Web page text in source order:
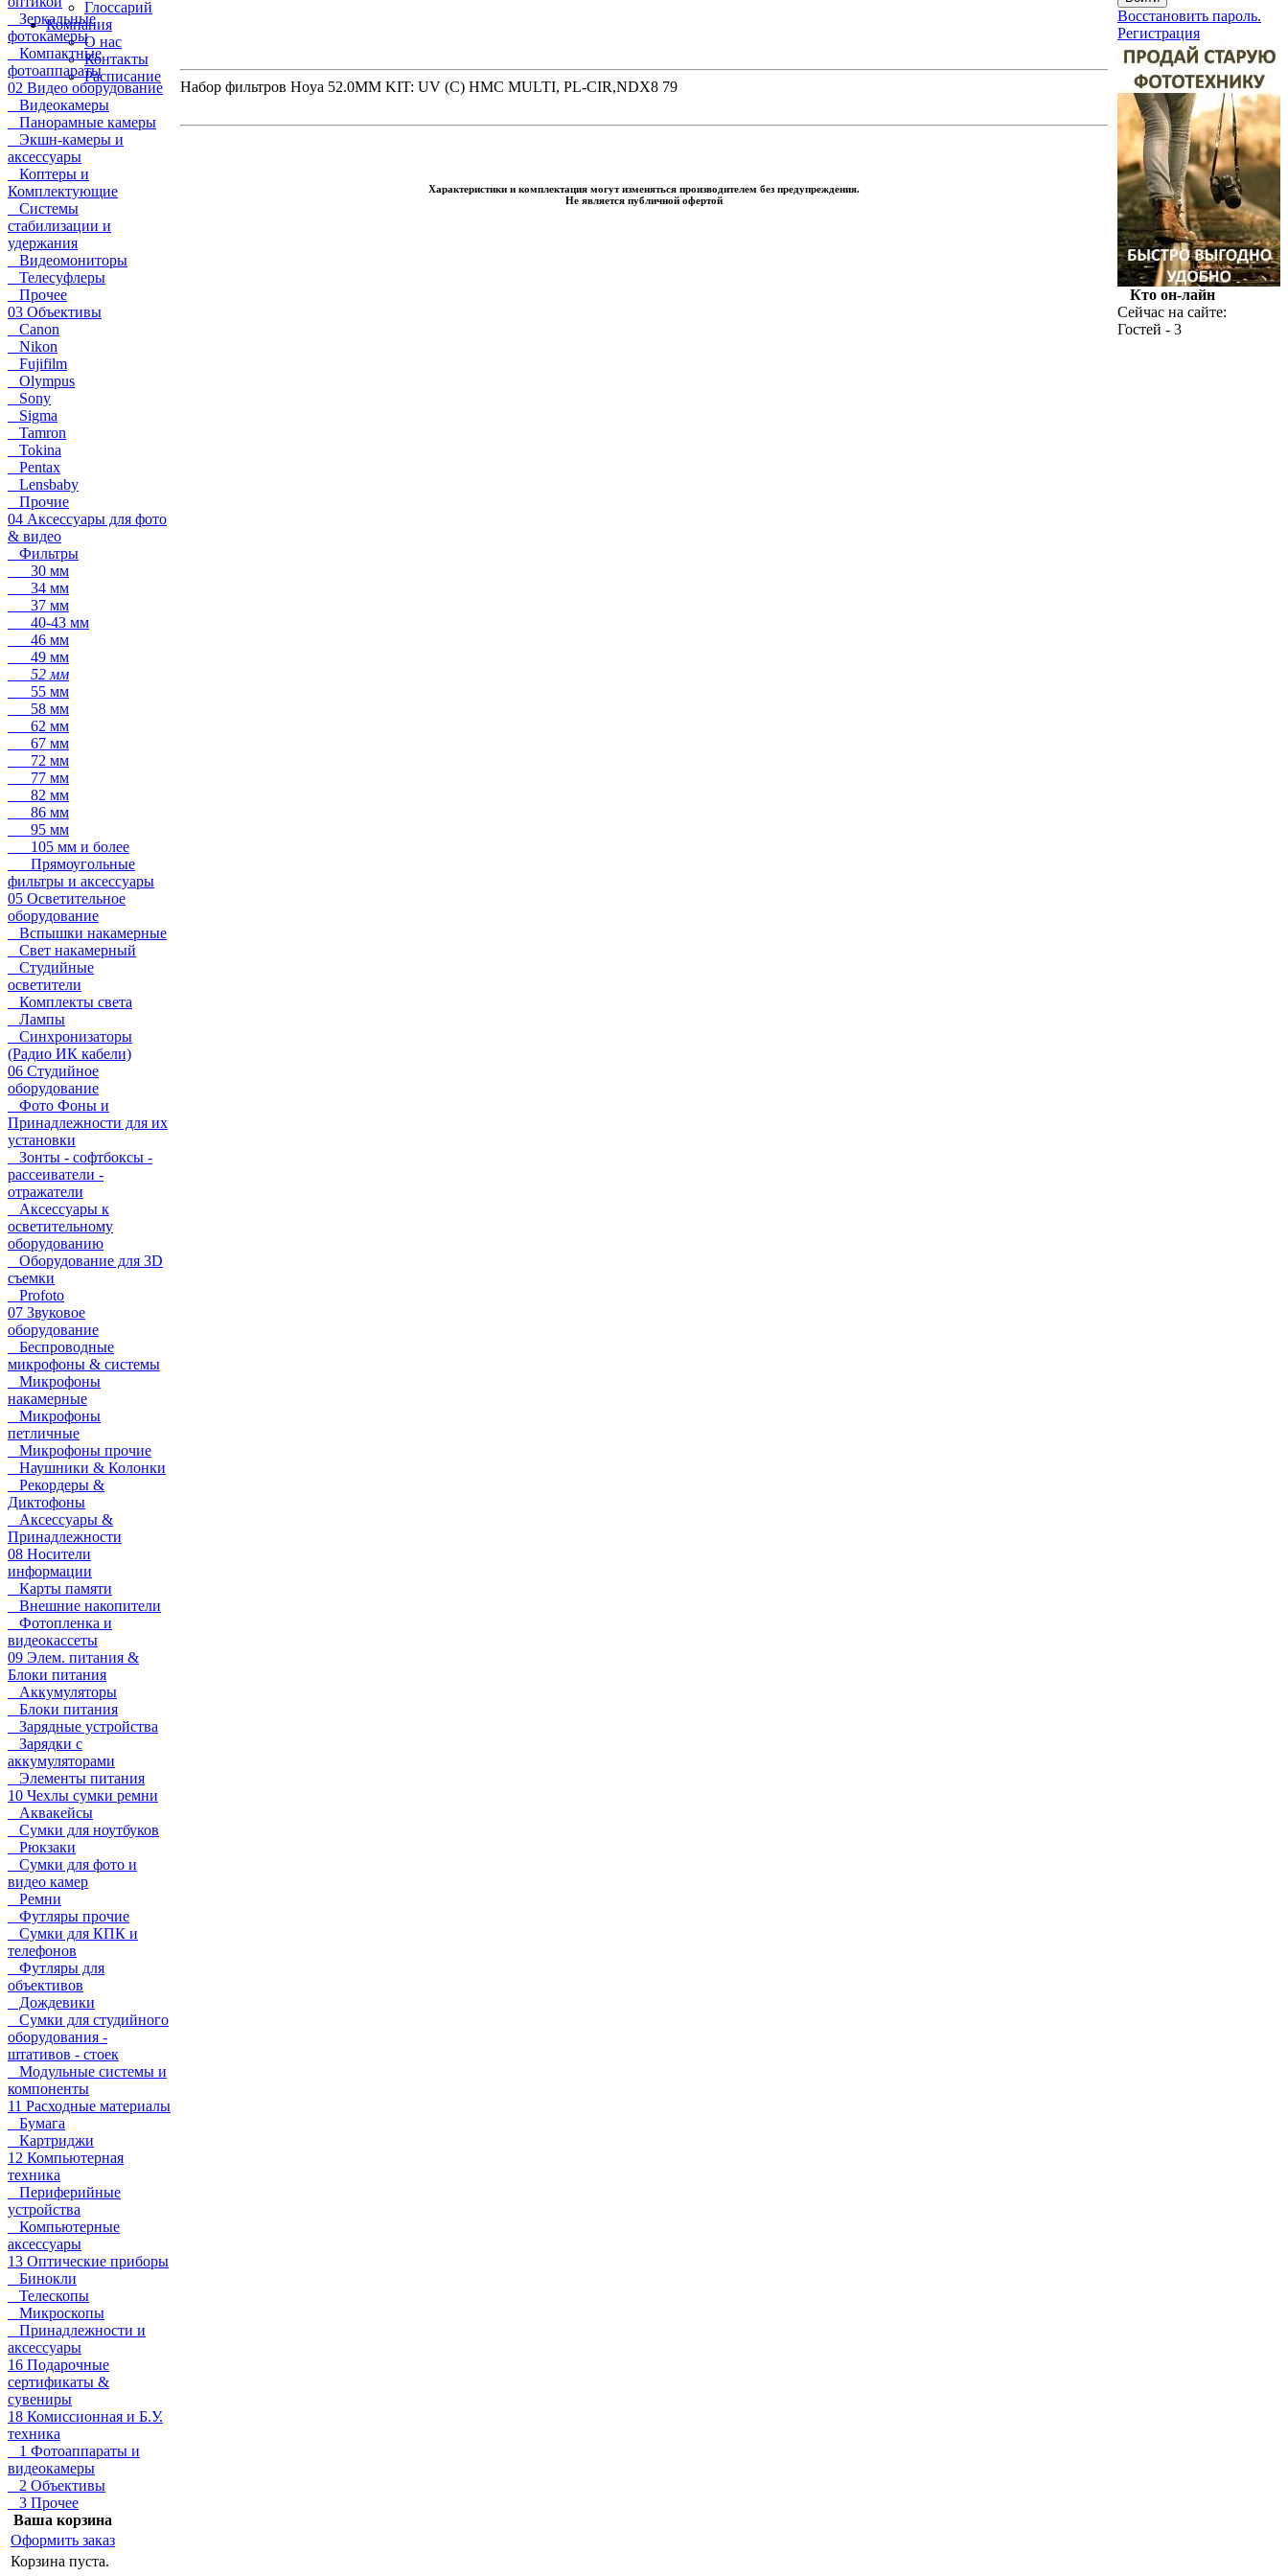
Глоссарий
Компания
О нас
Контакты
Расписание
Зеркальные
фотокамеры
Компактные
фотоаппараты
02 Видео оборудование
Видеокамеры
Панорамные камеры
Экшн-камеры и
аксессуары
Коптеры и
Комплектующие
Системы
стабилизации и
удержания
Видеомониторы
Телесуфлеры
Прочее
03 Объективы
Canon
Nikon
Fujifilm
Olympus
Sony
Sigma
Tamron
Tokina
Pentax
Lensbaby
Прочие
04 Аксессуары для фото
& видео
Фильтры
30 мм
34 мм
37 мм
40-43 мм
46 мм
49 мм
52 мм
55 мм
58 мм
62 мм
67 мм
72 мм
77 мм
82 мм
86 мм
95 мм
105 мм и более
Прямоугольные
фильтры и аксессуары
05 Осветительное
оборудование
Вспышки накамерные
Свет накамерный
Студийные
осветители
Комплекты света
Лампы
Синхронизаторы
(Радио ИК кабели)
06 Студийное
оборудование
Фото Фоны и
Принадлежности для их
установки
Зонты - софтбоксы -
рассеиватели -
отражатели
Аксессуары к
осветительному
оборудованию
Оборудование для 3D
съемки
Profoto
07 Звуковое
оборудование
Беспроводные
микрофоны & системы
Микрофоны
накамерные
Микрофоны
петличные
Микрофоны прочие
Наушники & Колонки
Рекордеры &
Диктофоны
Аксессуары &
Принадлежности
08 Носители
информации
Карты памяти
Внешние накопители
Фотопленка и
видеокассеты
09 Элем. питания &
Блоки питания
Аккумуляторы
Блоки питания
Зарядные устройства
Зарядки с
аккумуляторами
Элементы питания
10 Чехлы сумки ремни
Аквакейсы
Сумки для ноутбуков
Рюкзаки
Сумки для фото и
видео камер
Ремни
Футляры прочие
Сумки для КПК и
телефонов
Футляры для
объективов
Дождевики
Сумки для студийного
оборудования -
штативов - стоек
Модульные системы и
компоненты
11 Расходные материалы
Бумага
Картриджи
12 Компьютерная
техника
Периферийные
устройства
Компьютерные
аксессуары
13 Оптические приборы
Бинокли
Телескопы
Микроскопы
Принадлежности и
аксессуары
16 Подарочные
сертификаты &
сувениры
18 Комиссионная и Б.У.
техника
1 Фотоаппараты и
видеокамеры
2 Объективы
3 Прочее
Ваша корзина
Оформить заказ
Корзина пуста.
Набор фильтров Hoya 52.0MM KIT: UV (C) HMC MULTI, PL-CIR,NDX8 79
Характеристики и комплектация могут изменяться производителем без предупреждения.
Не является публичной офертой
Восстановить пароль.
Регистрация
Кто он-лайн
Сейчас на сайте:
Гостей - 3